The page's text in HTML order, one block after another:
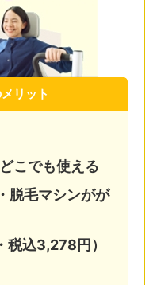
リット
こでも使える
脱毛マシンがが
込3,278円）